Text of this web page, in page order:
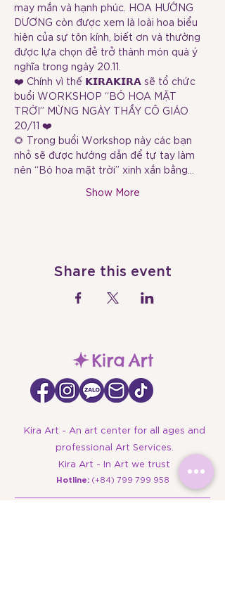
may mắn và hạnh phúc. HOA HƯỚNG
DƯƠNG còn được xem là loài hoa biểu
hiện của sự tôn kính, biết ơn và thường
được lựa chọn đẻ trở thành món quà ý
nghĩa trong ngày 20.11.
❤️ Chính vì thế 𝗞𝗜𝗥𝗔𝗞𝗜𝗥𝗔 sẽ tổ chức
buổi WORKSHOP “BÓ HOA MẶT
TRỜI” MỪNG NGÀY THẦY CÔ GIÁO
20/11 ❤️
🌻 Trong buổi Workshop này các bạn
nhỏ sẽ được hướng dẫn để tự tay làm
nên “Bó hoa mặt trời” xinh xắn bằng…
Show More
Share this event
Kira Art - An art center for all ages and
professional Art Services.
Kira Art - In Art we trust
​Hotline: (+84) 799 799 958